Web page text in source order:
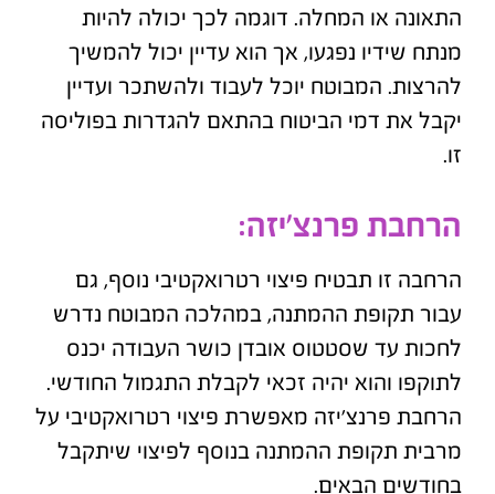
התאונה או המחלה. דוגמה לכך יכולה להיות
מנתח שידיו נפגעו, אך הוא עדיין יכול להמשיך
להרצות. המבוטח יוכל לעבוד ולהשתכר ועדיין
יקבל את דמי הביטוח בהתאם להגדרות בפוליסה
זו.
הרחבת פרנצ'יזה:
הרחבה זו תבטיח פיצוי רטרואקטיבי נוסף, גם
עבור תקופת ההמתנה, במהלכה המבוטח נדרש
לחכות עד שסטטוס אובדן כושר העבודה יכנס
לתוקפו והוא יהיה זכאי לקבלת התגמול החודשי.
הרחבת פרנצ'יזה מאפשרת פיצוי רטרואקטיבי על
מרבית תקופת ההמתנה בנוסף לפיצוי שיתקבל
בחודשים הבאים.